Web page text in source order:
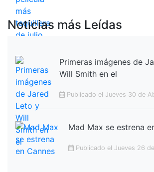
Noticias más Leídas
Primeras imágenes de
Will Smith en el
Publicado el Jueves 30 de
Mad Max se estrena
Publicado el Jueves 26